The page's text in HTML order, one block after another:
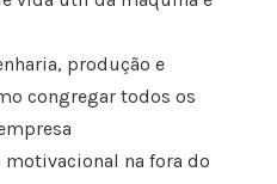
produção e
congregar todos os
na fora do